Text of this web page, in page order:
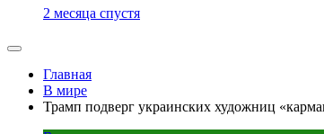
2 месяца спустя
Главная
В мире
Трамп подверг украинских художниц